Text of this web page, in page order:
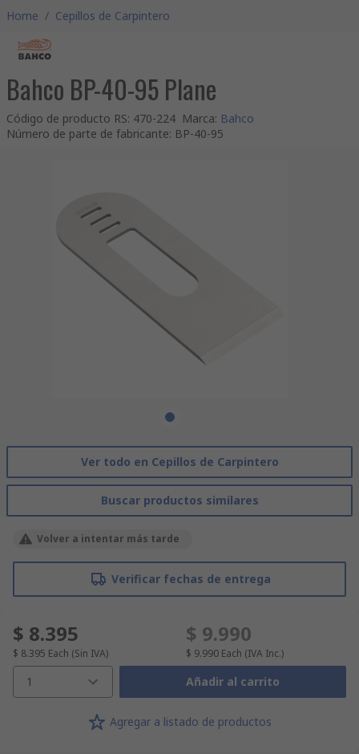
Home / Cepillos de Carpintero
Bahco BP-40-95 Plane
Código de producto RS: 470-224 Marca: Bahco
Número de parte de fabricante: BP-40-95
Ver todo en Cepillos de Carpintero
Buscar productos similares
Volver a intentar más tarde
Verificar fechas de entrega
$ 8.395
$ 8.395 Each (Sin IVA)
$ 9.990
$ 9.990 Each (IVA Inc.)
1 Añadir al carrito
Agregar a listado de productos